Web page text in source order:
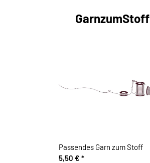
GarnzumStoff
Passendes Garn zum Stoff
5,50 € *